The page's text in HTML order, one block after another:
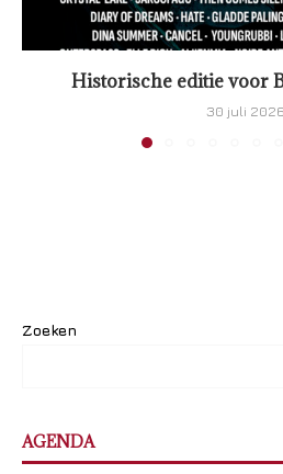
Historische editie voor
30 juli 2026
Zoeken
AGENDA